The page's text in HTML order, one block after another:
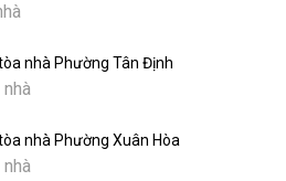
nhà Phường Tân Định
nhà Phường Xuân Hòa